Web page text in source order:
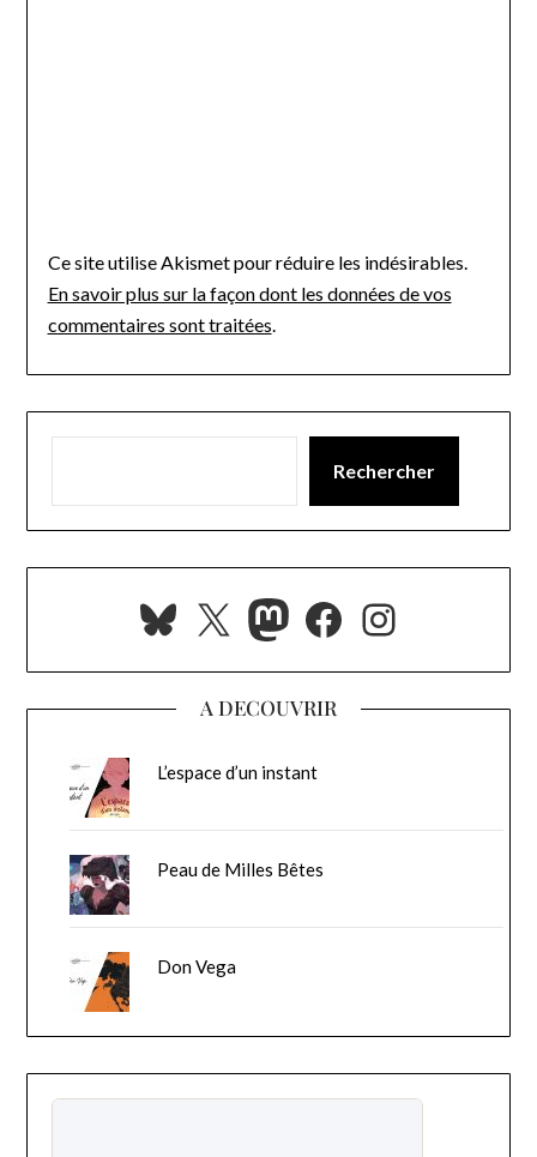
Ce site utilise Akismet pour réduire les indésirables.
En savoir plus sur la façon dont les données de vos
commentaires sont traitées
Rechercher
Bluesky
X Mastodon
Facebook
A DECOUVRIR
L’espace d’un instant
Peau de Milles Bêtes
Don Vega